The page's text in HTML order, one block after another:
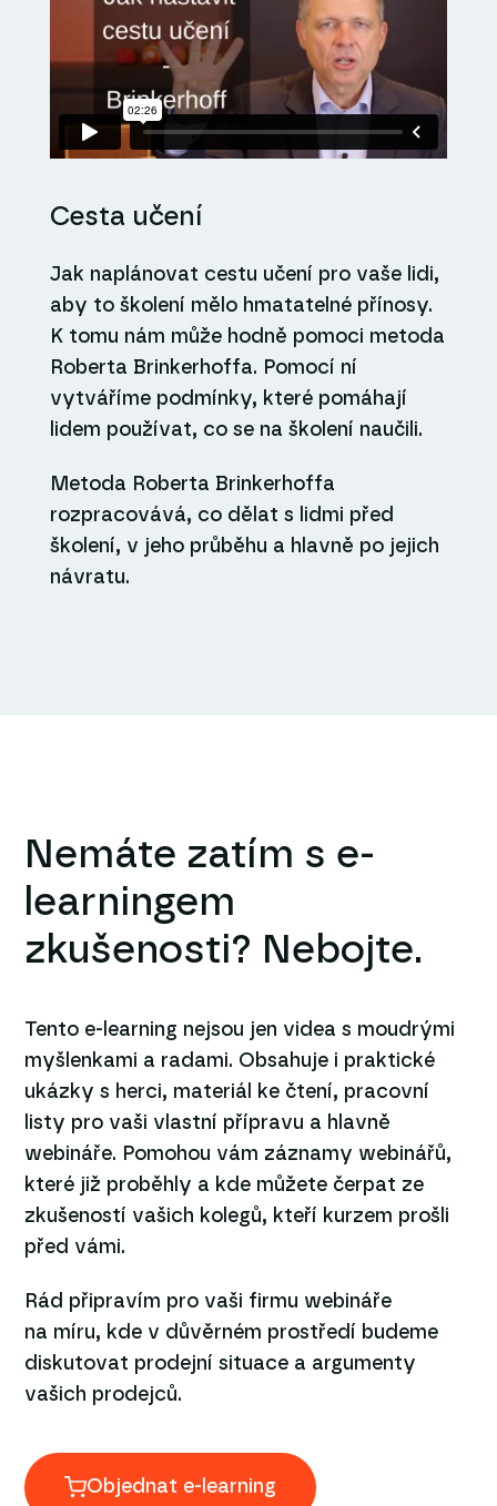
Cesta učení
Jak naplánovat cestu učení pro vaše lidi,
aby to školení mělo hmatatelné přínosy.
K tomu nám může hodně pomoci metoda
Roberta Brinkerhoffa. Pomocí ní
vytváříme podmínky, které pomáhají
lidem používat, co se na školení naučili.
Metoda Roberta Brinkerhoffa
rozpracovává, co dělat s lidmi před
školení, v jeho průběhu a hlavně po jejich
návratu.
Nemáte zatím s e-
learningem
zkušenosti? Nebojte.
Tento e-learning nejsou jen videa s moudrými
myšlenkami a radami. Obsahuje i praktické
ukázky s herci, materiál ke čtení, pracovní
listy pro vaši vlastní přípravu a hlavně
webináře. Pomohou vám záznamy webinářů,
které již proběhly a kde můžete čerpat ze
zkušeností vašich kolegů, kteří kurzem prošli
před vámi.
Rád připravím pro vaši firmu webináře
na míru, kde v důvěrném prostředí budeme
diskutovat prodejní situace a argumenty
vašich prodejců.
Objednat e-learning